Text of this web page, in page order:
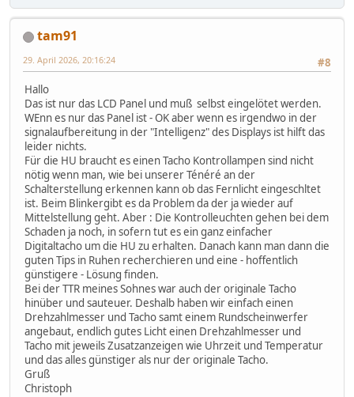
tam91
#8
29. April 2026, 20:16:24
Hallo
Das ist nur das LCD Panel und muß selbst eingelötet werden.
WEnn es nur das Panel ist - OK aber wenn es irgendwo in der
signalaufbereitung in der "Intelligenz" des Displays ist hilft das
leider nichts.
Für die HU braucht es einen Tacho Kontrollampen sind nicht
nötig wenn man, wie bei unserer Ténéré an der
Schalterstellung erkennen kann ob das Fernlicht eingeschltet
ist. Beim Blinkergibt es da Problem da der ja wieder auf
Mittelstellung geht. Aber : Die Kontrolleuchten gehen bei dem
Schaden ja noch, in sofern tut es ein ganz einfacher
Digitaltacho um die HU zu erhalten. Danach kann man dann die
guten Tips in Ruhen recherchieren und eine - hoffentlich
günstigere - Lösung finden.
Bei der TTR meines Sohnes war auch der originale Tacho
hinüber und sauteuer. Deshalb haben wir einfach einen
Drehzahlmesser und Tacho samt einem Rundscheinwerfer
angebaut, endlich gutes Licht einen Drehzahlmesser und
Tacho mit jeweils Zusatzanzeigen wie Uhrzeit und Temperatur
und das alles günstiger als nur der originale Tacho.
Gruß
Christoph